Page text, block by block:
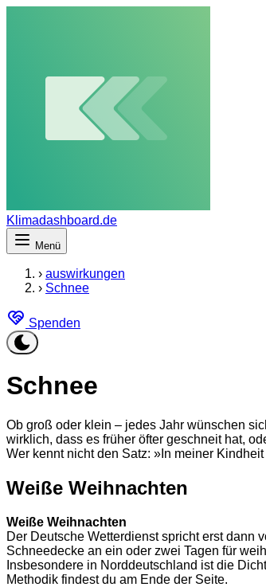
Klimadashboard.de
Menü
› auswirkungen
› Schnee
Spenden
Schnee
Ob groß oder klein – jedes Jahr wünschen
wirklich, dass es früher öfter geschneit hat,
Wer kennt nicht den Satz: »In meiner
Weiße Weihnachten
Weiße Weihnachten
Der Deutsche Wetterdienst spricht erst dann
Schneedecke an ein oder zwei Tagen für
Insbesondere in Norddeutschland ist die
Methodik findest du am Ende der Seite.